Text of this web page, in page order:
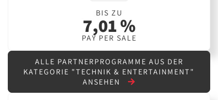
BIS ZU
7,01 %
PAY PER SALE
ALLE PARTNERPROGRAMME AUS DER
KATEGORIE "TECHNIK & ENTERTAINMENT"
ANSEHEN